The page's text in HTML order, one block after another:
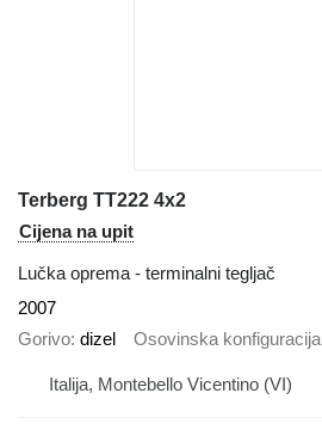
Terberg TT222 4x2
Cijena na upit
Lučka oprema - terminalni tegljač
2007
Gorivo dizel Osovinska konfiguracija
Italija, Montebello Vicentino (VI)